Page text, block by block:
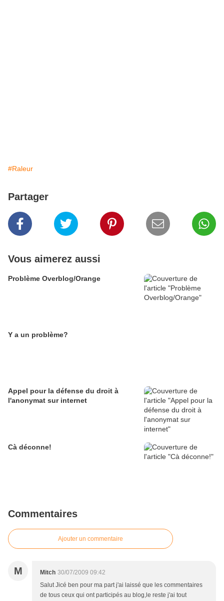
#Raleur
Partager
Vous aimerez aussi
Problème Overblog/Orange
Y a un problème?
Appel pour la défense du droit à
l'anonymat sur internet
Cà déconne!
Commentaires
Ajouter un commentaire
M Mitch 30/07/2009 09:42
Salut Jicé ben pour ma part j'ai laissé que les commentaires
de tous ceux qui ont participés au blog,le reste j'ai tout